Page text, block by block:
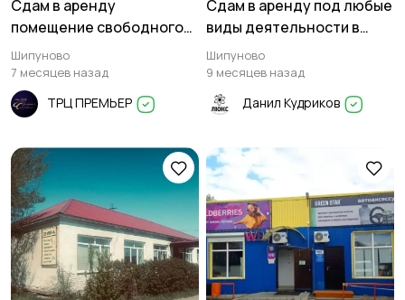
Сдам в аренду
помещение свободного
назначения площадью 175
м² в Шипуново
Шипуново
7 месяцев назад
ТРЦ ПРЕМЬЕР
Сдам в аренду под любые
виды деятельности в
Шипуново, Алтайский край
Шипуново
9 месяцев назад
Данил Кудриков